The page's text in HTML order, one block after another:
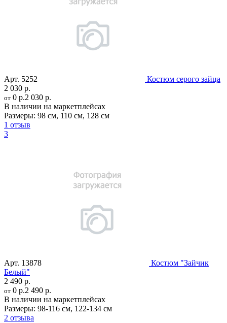
Арт. 5252
Костюм серого зайца
2 030 р.
от 0 р.2 030 р.
В наличии на маркетплейсах
Размеры: 98 см, 110 см, 128 см
1 отзыв
3
Арт. 13878
Костюм "Зайчик
Белый"
2 490 р.
от 0 р.2 490 р.
В наличии на маркетплейсах
Размеры: 98-116 см, 122-134 см
2 отзыва